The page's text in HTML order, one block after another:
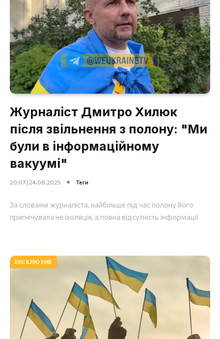
Журналіст Дмитро Хилюк
після звільнення з полону: "Ми
були в інформаційному
вакуумі"
20:07 | 24.08.2025 Теги
За словами журналіста, найбільше під час полону його
пригнічувала не ізоляція, а повна відсутність інформації
ЕКСКЛЮЗИВ